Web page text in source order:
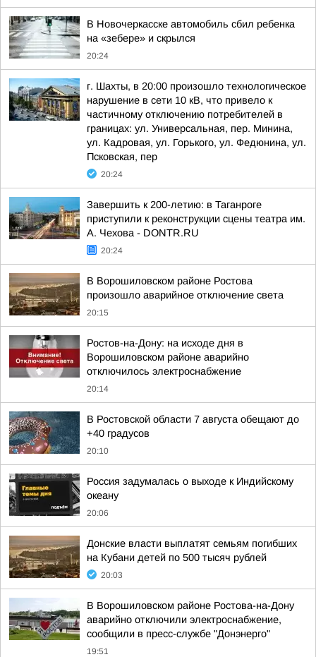
В Новочеркасске автомобиль сбил ребенка
на «зебере» и скрылся
20:24
г. Шахты, в 20:00 произошло технологическое
нарушение в сети 10 кВ, что привело к
частичному отключению потребителей в
границах: ул. Универсальная, пер. Минина,
ул. Кадровая, ул. Горького, ул. Федюнина, ул.
Псковская, пер
20:24
Завершить к 200-летию: в Таганроге
приступили к реконструкции сцены театра им.
А. Чехова - DONTR.RU
20:24
В Ворошиловском районе Ростова
произошло аварийное отключение света
20:15
Ростов-на-Дону: на исходе дня в
Ворошиловском районе аварийно
отключилось электроснабжение
20:14
В Ростовской области 7 августа обещают до
+40 градусов
20:10
Россия задумалась о выходе к Индийскому
океану
20:06
Донские власти выплатят семьям погибших
на Кубани детей по 500 тысяч рублей
20:03
В Ворошиловском районе Ростова-на-Дону
аварийно отключили электроснабжение,
сообщили в пресс-службе "Донэнерго"
19:51